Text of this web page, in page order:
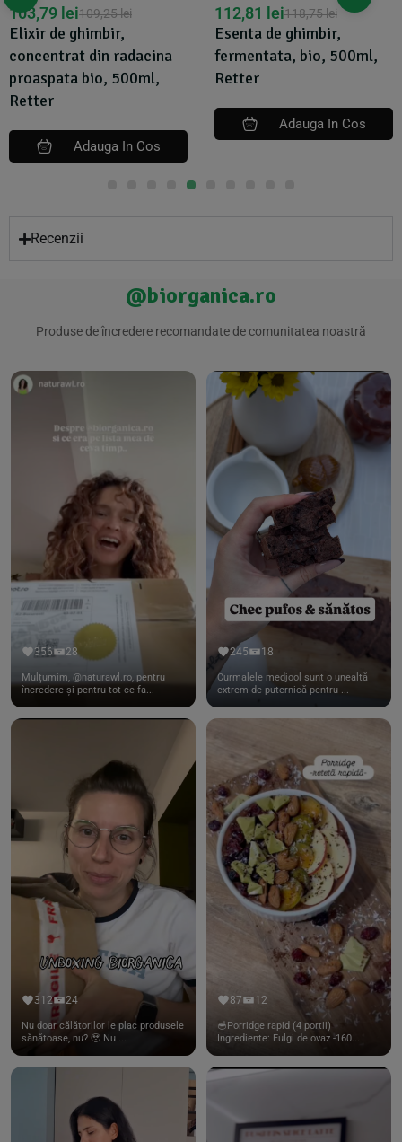
Elixir de ghimbir,
concentrat din radacina
proaspata bio, 500ml,
Retter
109,25lei
103,79 lei
Adauga In Cos
Esenta de ghimbir,
fermentata, bio, 500ml,
Retter
118,75lei
112,81 lei
Adauga In Cos
Recenzii
@biorganica.ro
Produse de încredere recomandate de comunitatea noastră
356 28
Mulțumim, @naturawl.ro, pentru
încredere și pentru tot ce fa...
245 18
Curmalele medjool sunt o unealtă
extrem de puternică pentru ...
312 24
Nu doar călătorilor le plac produsele
sănătoase, nu? 🥹 Nu ...
87 12
🥣Porridge rapid (4 portii)
Ingrediente: Fulgi de ovaz -160...